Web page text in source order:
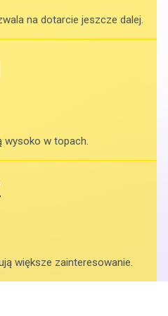
na dotarcie jeszcze dalej.
wysoko w topach.
większe zainteresowanie.